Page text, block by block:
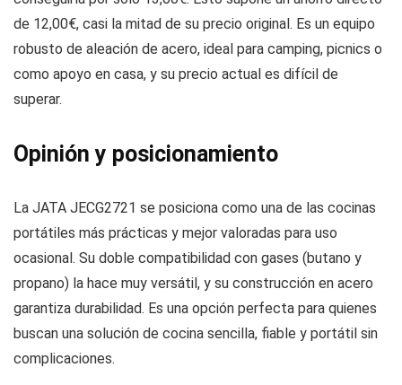
de 12,00€, casi la mitad de su precio original. Es un equipo
robusto de aleación de acero, ideal para camping, picnics o
como apoyo en casa, y su precio actual es difícil de
superar.
Opinión y posicionamiento
La JATA JECG2721 se posiciona como una de las cocinas
portátiles más prácticas y mejor valoradas para uso
ocasional. Su doble compatibilidad con gases (butano y
propano) la hace muy versátil, y su construcción en acero
garantiza durabilidad. Es una opción perfecta para quienes
buscan una solución de cocina sencilla, fiable y portátil sin
complicaciones.